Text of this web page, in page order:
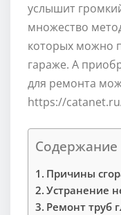
услышит
множество
которых можно
гараже. А
для ремонта
https://
Содержание
Причины
Устранение
Ремонт труб